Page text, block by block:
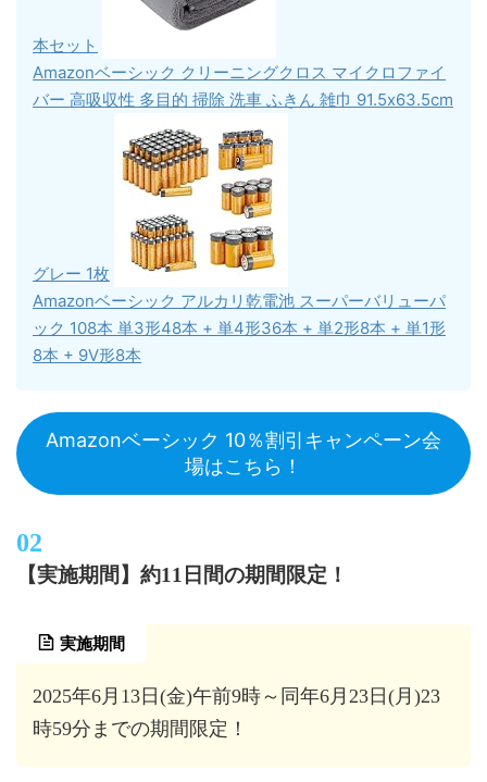
本セット
Amazonベーシック クリーニングクロス マイクロファイ
バー 高吸収性 多目的 掃除 洗車 ふきん 雑巾 91.5x63.5cm
グレー 1枚
Amazonベーシック アルカリ乾電池 スーパーバリューパ
ック 108本 単3形48本 + 単4形36本 + 単2形8本 + 単1形
8本 + 9V形8本
Amazonベーシック 10％割引キャンペーン会
場はこちら！
【実施期間】約11日間の期間限定！
実施期間
2025年6月13日(金)午前9時～同年6月23日(月)23
時59分までの期間限定！